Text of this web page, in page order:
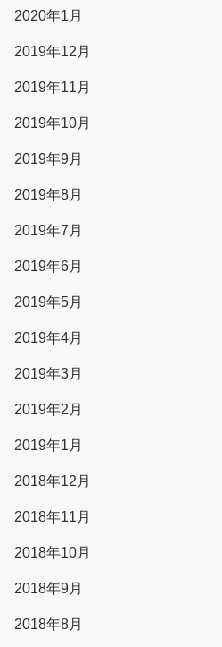
2020年1月
2019年12月
2019年11月
2019年10月
2019年9月
2019年8月
2019年7月
2019年6月
2019年5月
2019年4月
2019年3月
2019年2月
2019年1月
2018年12月
2018年11月
2018年10月
2018年9月
2018年8月